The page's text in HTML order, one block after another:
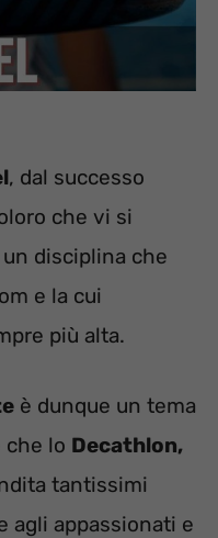
, dal successo
che vi si
disciplina che
e la cui
più alta.
è dunque un tema
che lo Decathlon,
tantissimi
agli appassionati e